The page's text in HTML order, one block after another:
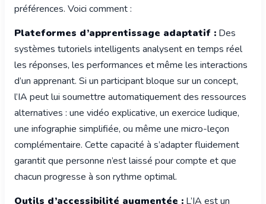
préférences. Voici comment :
Plateformes d’apprentissage adaptatif : Des
systèmes tutoriels intelligents analysent en temps réel
les réponses, les performances et même les interactions
d’un apprenant. Si un participant bloque sur un concept,
l’IA peut lui soumettre automatiquement des ressources
alternatives : une vidéo explicative, un exercice ludique,
une infographie simplifiée, ou même une micro-leçon
complémentaire. Cette capacité à s’adapter fluidement
garantit que personne n’est laissé pour compte et que
chacun progresse à son rythme optimal.
Outils d’accessibilité augmentée : L’IA est un